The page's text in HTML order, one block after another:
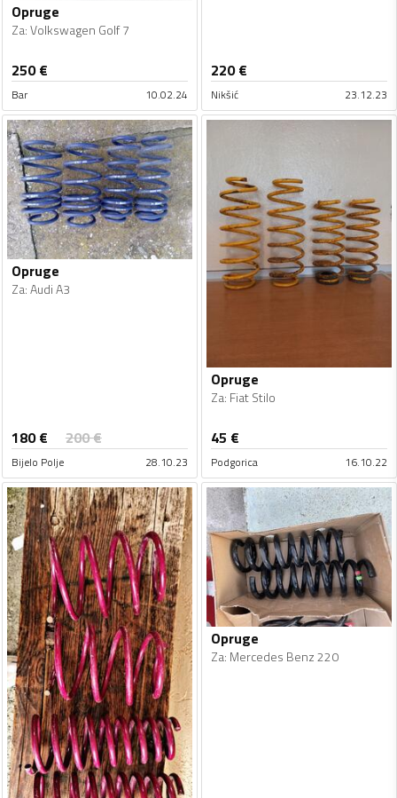
Opruge
Za:Volkswagen Golf 7
250€
Bar 10.02.24
220€
Nikšić 23.12.23
Opruge
Za:Audi A3
180€ 200€
Bijelo Polje 28.10.23
Opruge
Za: Fiat Stilo
45 €
Podgorica 16.10.22
Opruge
Za: Mercedes Benz 220